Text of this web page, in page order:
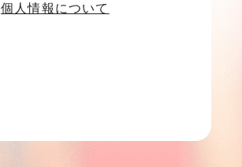
個人情報について